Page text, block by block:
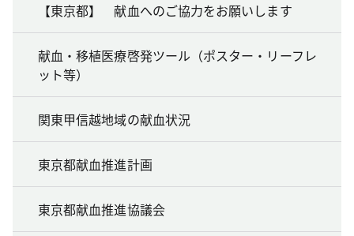
【東京都】 献血へのご協力をお願いします
献血・移植医療啓発ツール（ポスター・リーフレ
ット等）
関東甲信越地域の献血状況
東京都献血推進計画
東京都献血推進協議会